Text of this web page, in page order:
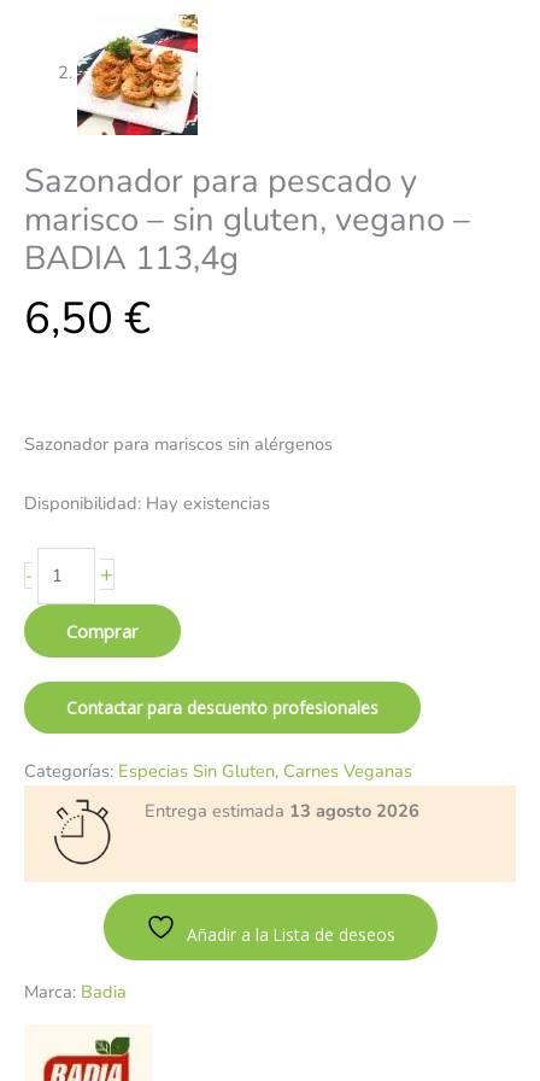
Sazonador para pescado y
marisco – sin gluten, vegano –
BADIA 113,4g
6,50 €
Sazonador para mariscos sin alérgenos
Disponibilidad: Hay existencias
- +
Comprar
Contactar para descuento profesionales
Categorías: Especias Sin Gluten, Carnes Veganas
Entrega estimada 13 agosto 2026
Añadir a la Lista de deseos
Marca: Badia